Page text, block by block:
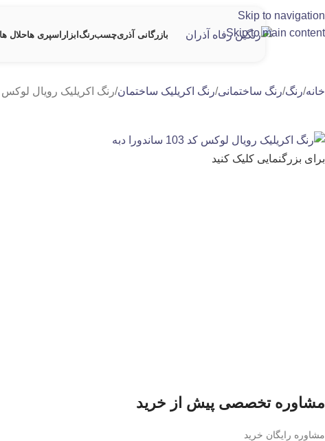
Skip to navigation
Skip to main content
بازرگانی آذریچسبرنگابزار اسپری هاحلال
خانه رنگ رنگ ساختمانی رنگ اکریلیک ساختمان رنگ اکریلیک رویال لوکس کد 103 ساندورا دبه 12
برای بزرگنمایی کلیک کنید
مشاوره تخصصی پیش از خرید
مشاوره رایگان خرید